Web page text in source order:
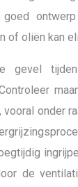
of oliën kan
gevel
onder
de